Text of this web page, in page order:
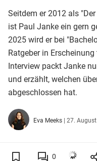
Seitdem er 2012 als
ist Paul Janke ein gern
2025 wird er bei
Ratgeber in
Interview packt Janke
und erzählt, welchen
abgeschlossen hat.
Eva Meeks | 27.
0